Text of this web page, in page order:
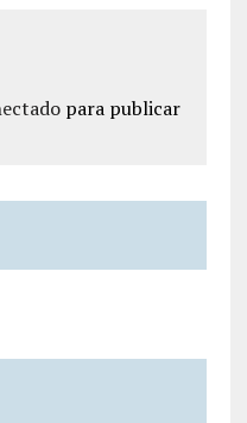
para publicar